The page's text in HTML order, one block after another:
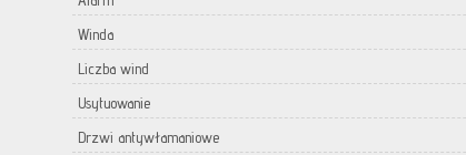
Winda
Liczba wind
Usytuowanie
Drzwi antywłamaniowe